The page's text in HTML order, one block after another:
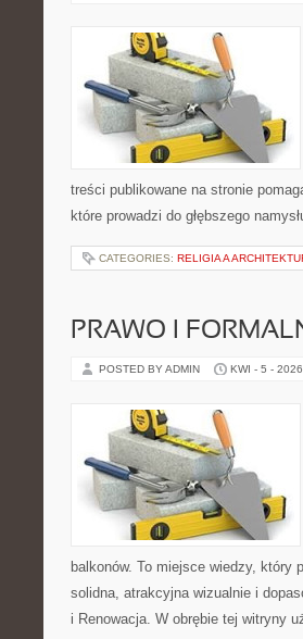
treści publikowane na stronie
które prowadzi do głębszego
CATEGORIES: RELIGIA A
PRAWO I
POSTED BY ADMIN KWI - 5 - 2026
balkonów. To miejsce wiedzy, który
solidna, atrakcyjna wizualnie i
i Renowacja. W obrębie tej witryny